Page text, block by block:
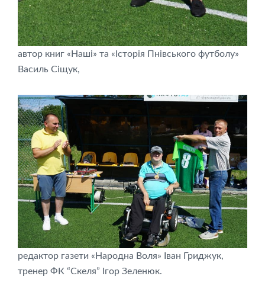
автор книг «Наші» та «Історія Пнівського футболу»
Василь Сіщук,
редактор газети «Народна Воля» Іван Гриджук,
тренер ФК “Скеля” Ігор Зеленюк.